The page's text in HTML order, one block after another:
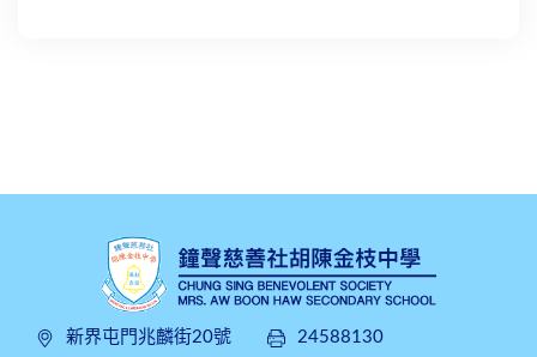
新界屯門兆麟街20號 24588130